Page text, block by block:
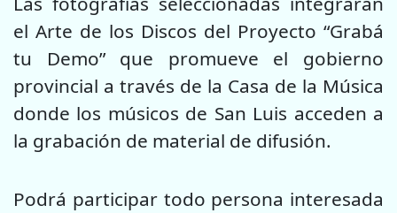
el Arte de los Discos del Proyecto “Grabá
tu Demo” que promueve el gobierno
provincial a través de la Casa de la Música
donde los músicos de San Luis acceden a
la grabación de material de difusión.
Podrá participar todo persona interesada